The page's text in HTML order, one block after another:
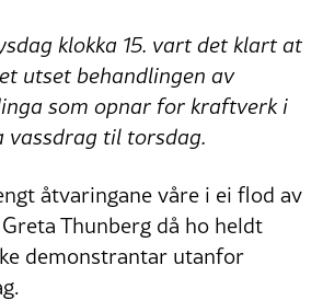
klokka 15. vart det klart at
utset behandlingen av
som opnar for kraftverk i
vassdrag til torsdag.
åtvaringane våre i ei flod av
Thunberg då ho heldt
demonstrantar utanfor